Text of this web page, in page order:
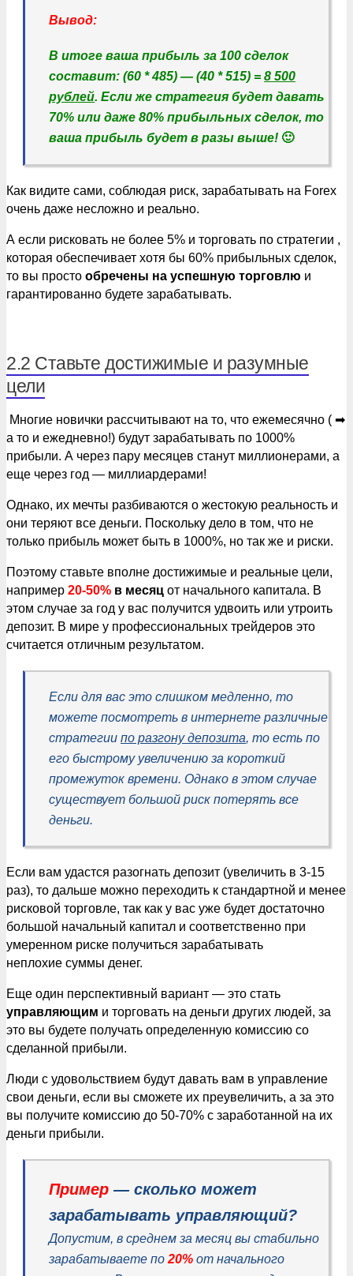
Вывод:
В итоге ваша прибыль за 100 сделок
составит: (60 * 485) — (40 * 515) = 8 500
рублей. Если же стратегия будет давать
70% или даже 80% прибыльных сделок, то
ваша прибыль будет в разы выше! 🙂
Как видите сами, соблюдая риск, зарабатывать на Forex
очень даже несложно и реально.
А если рисковать не более 5% и торговать по стратегии ,
которая обеспечивает хотя бы 60% прибыльных сделок,
то вы просто обречены на успешную торговлю и
гарантированно будете зарабатывать.
2.2 Ставьте достижимые и разумные
цели
Многие новички рассчитывают на то, что ежемесячно ( ➡
а то и ежедневно!) будут зарабатывать по 1000%
прибыли. А через пару месяцев станут миллионерами, а
еще через год — миллиардерами!
Однако, их мечты разбиваются о жестокую реальность и
они теряют все деньги. Поскольку дело в том, что не
только прибыль может быть в 1000%, но так же и риски.
Поэтому ставьте вполне достижимые и реальные цели,
например 20-50% в месяц от начального капитала. В
этом случае за год у вас получится удвоить или утроить
депозит. В мире у профессиональных трейдеров это
считается отличным результатом.
Если для вас это слишком медленно, то
можете посмотреть в интернете различные
стратегии по разгону депозита, то есть по
его быстрому увеличению за короткий
промежуток времени. Однако в этом случае
существует большой риск потерять все
деньги.
Если вам удастся разогнать депозит (увеличить в 3-15
раз), то дальше можно переходить к стандартной и менее
рисковой торговле, так как у вас уже будет достаточно
большой начальный капитал и соответственно при
умеренном риске получиться зарабатывать
неплохие суммы денег.
Еще один перспективный вариант — это стать
управляющим и торговать на деньги других людей, за
это вы будете получать определенную комиссию со
сделанной прибыли.
Люди с удовольствием будут давать вам в управление
свои деньги, если вы сможете их преувеличить, а за это
вы получите комиссию до 50-70% с заработанной на их
деньги прибыли.
Пример — сколько может
зарабатывать управляющий?
Допустим, в среднем за месяц вы стабильно
зарабатываете по 20% от начального